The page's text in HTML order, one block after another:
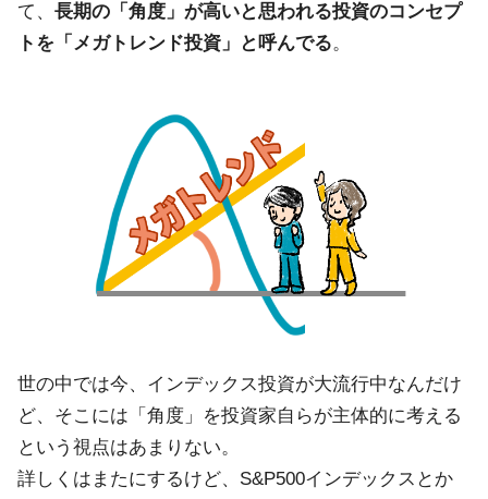
て、 長期の「角度」が高いと思われる投資のコンセプ
トを「メガトレンド投資」と呼んでる。
世の中では今、インデックス投資が大流行中なんだけ
ど、そこには「角度」を投資家自らが主体的に考える
という視点はあまりない。
詳しくはまたにするけど、S&P500インデックスとか